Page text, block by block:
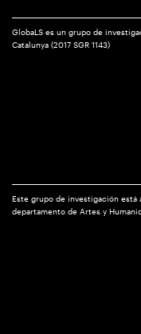
GlobaLS es un grupo de
Catalunya (2017 SGR 1143)
Este grupo de investigación
departamento de Artes y